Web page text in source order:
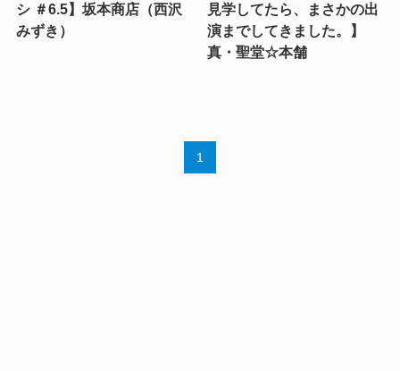
シ ＃6.5】坂本商店（西沢
みずき）
見学してたら、まさかの出
演までしてきました。】
真・聖堂☆本舗
1